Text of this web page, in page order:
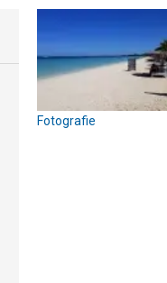
Fotografie